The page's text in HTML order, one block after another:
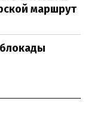
маршрут